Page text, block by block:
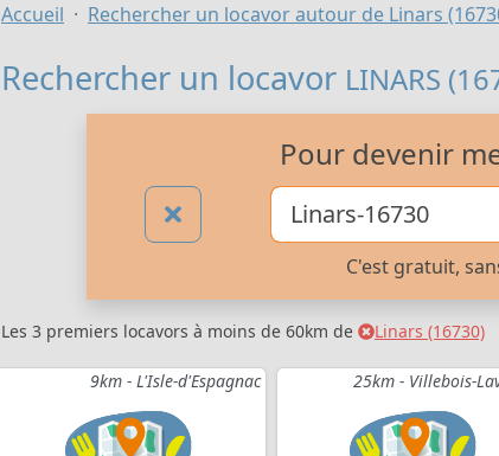
Accueil Rechercher un locavor autour de Linars
Rechercher un locavor LINARS
Pour devenir
C'est gratuit,
Les 3 premiers locavors à moins de 60km de Linars (16730)
9km - L'Isle-d'Espagnac 25km - Villebois-